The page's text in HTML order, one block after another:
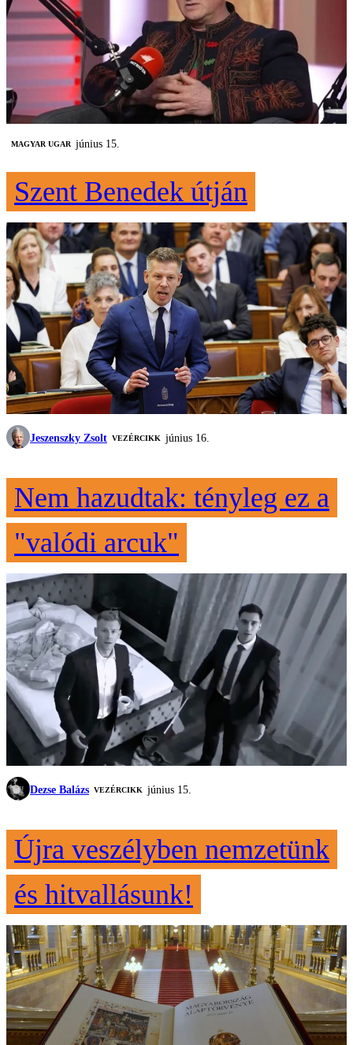
MAGYAR UGAR június 15.
Szent Benedek útján
Jeszenszky Zsolt VEZÉRCIKK június 16.
Nem hazudtak: tényleg ez a
"valódi arcuk"
Dezse Balázs VEZÉRCIKK június 15.
Újra veszélyben nemzetünk
és hitvallásunk!